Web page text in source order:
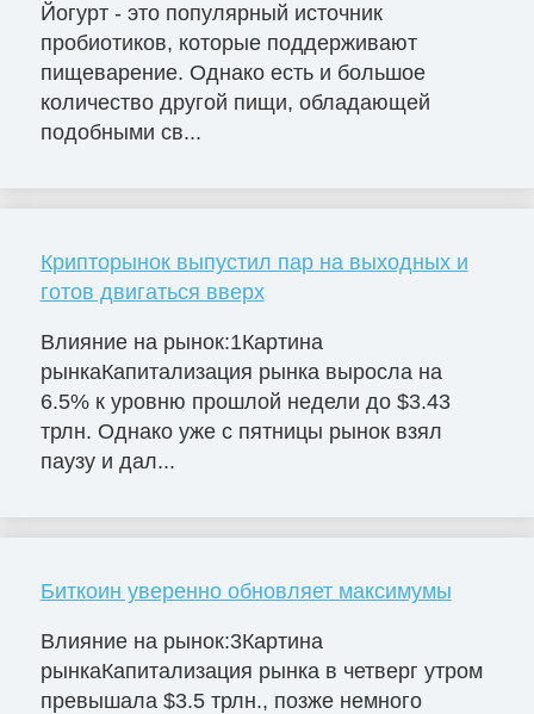
Йогурт - это популярный источник
пробиотиков, которые поддерживают
пищеварение. Однако есть и большое
количество другой пищи, обладающей
подобными св...
Крипторынок выпустил пар на выходных и
готов двигаться вверх
Влияние на рынок:1Картина
рынкаКапитализация рынка выросла на
6.5% к уровню прошлой недели до $3.43
трлн. Однако уже с пятницы рынок взял
паузу и дал...
Биткоин уверенно обновляет максимумы
Влияние на рынок:3Картина
рынкаКапитализация рынка в четверг утром
превышала $3.5 трлн., позже немного